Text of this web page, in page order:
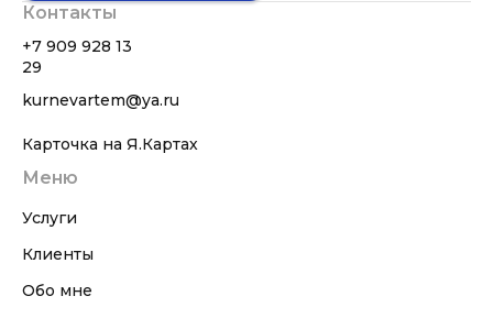
Контакты
+7 909 928 13
29
kurnevartem@ya.ru
Карточка на Я.Картах
Меню
Услуги
Клиенты
Обо мне